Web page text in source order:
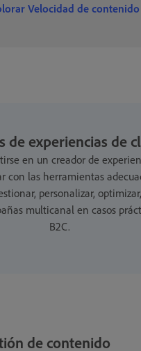
Velocidad de contenido
de experiencias de
en un creador de
con las herramientas
personalizar,
multicanal en casos
B2C.
de contenido